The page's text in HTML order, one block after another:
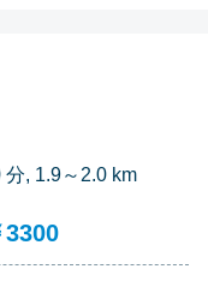
, 1.9～2.0 km
3300